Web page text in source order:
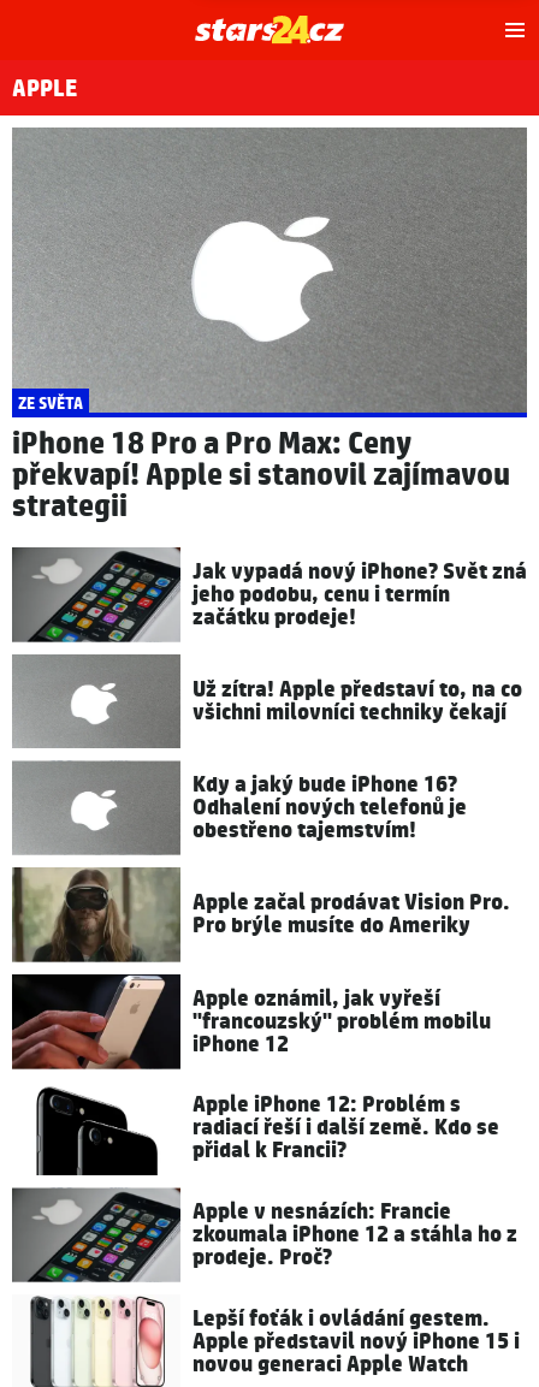
APPLE
ZE SVĚTA
iPhone 18 Pro a Pro Max: Ceny
překvapí! Apple si stanovil zajímavou
strategii
Jak vypadá nový iPhone? Svět zná
jeho podobu, cenu i termín
začátku prodeje!
Už zítra! Apple představí to, na co
všichni milovníci techniky čekají
Kdy a jaký bude iPhone 16?
Odhalení nových telefonů je
obestřeno tajemstvím!
Apple začal prodávat Vision Pro.
Pro brýle musíte do Ameriky
Apple oznámil, jak vyřeší
"francouzský" problém mobilu
iPhone 12
Apple iPhone 12: Problém s
radiací řeší i další země. Kdo se
přidal k Francii?
Apple v nesnázích: Francie
zkoumala iPhone 12 a stáhla ho z
prodeje. Proč?
Lepší foťák i ovládání gestem.
Apple představil nový iPhone 15 i
novou generaci Apple Watch